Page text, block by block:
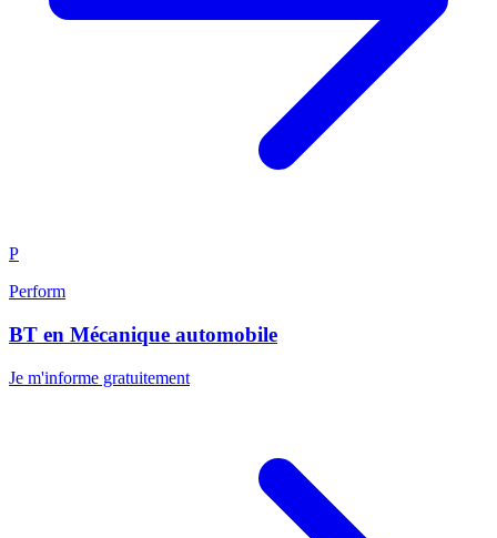
P
Perform
BT en Mécanique automobile
Je m'informe gratuitement